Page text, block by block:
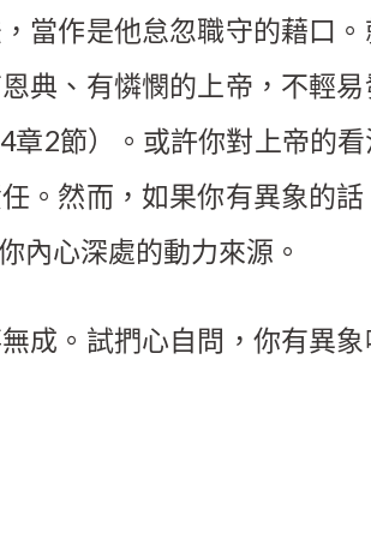
當作是他怠忽職守的藉口
典、有憐憫的上帝，不輕
2節）。或許你對上帝的
。然而，如果你有異象的
內心深處的動力來源。
成。試捫心自問，你有異